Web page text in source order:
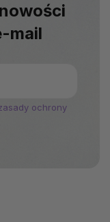
mail
ochrony